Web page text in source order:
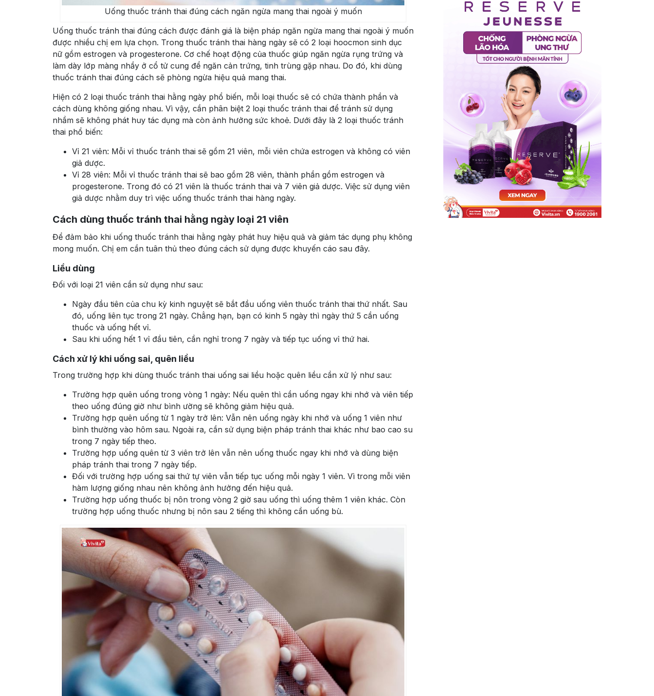
Uống thuốc tránh thai đúng cách ngăn ngừa mang thai ngoài ý muốn
Uống thuốc tránh thai đúng cách được đánh giá là biện pháp ngăn ngừa mang thai ngoài ý muốn
được nhiều chị em lựa chọn. Trong thuốc tránh thai hàng ngày sẽ có 2 loại hoocmon sinh dục
nữ gồm estrogen và progesterone. Cơ chế hoạt động của thuốc giúp ngăn ngừa rụng trứng và
làm dày lớp màng nhầy ở cổ tử cung để ngăn cản trứng, tinh trùng gặp nhau. Do đó, khi dùng
thuốc tránh thai đúng cách sẽ phòng ngừa hiệu quả mang thai.
Hiện có 2 loại thuốc tránh thai hằng ngày phổ biến, mỗi loại thuốc sẽ có chứa thành phần và
cách dùng không giống nhau. Vì vậy, cần phân biệt 2 loại thuốc tránh thai để tránh sử dụng
nhầm sẽ không phát huy tác dụng mà còn ảnh hưởng sức khoẻ. Dưới đây là 2 loại thuốc tránh
thai phổ biến:
Vỉ 21 viên: Mỗi vỉ thuốc tránh thai sẽ gồm 21 viên, mỗi viên chứa estrogen và không có viên
giả dược.
Vỉ 28 viên: Mỗi vỉ thuốc tránh thai sẽ bao gồm 28 viên, thành phần gồm estrogen và
progesterone. Trong đó có 21 viên là thuốc tránh thai và 7 viên giả dược. Việc sử dụng viên
giả dược nhằm duy trì việc uống thuốc tránh thai hàng ngày.
Cách dùng thuốc tránh thai hằng ngày loại 21 viên
Để đảm bảo khi uống thuốc tránh thai hằng ngày phát huy hiệu quả và giảm tác dụng phụ không
mong muốn. Chị em cần tuân thủ theo đúng cách sử dụng được khuyến cáo sau đây.
Liều dùng
Đối với loại 21 viên cần sử dụng như sau:
Ngày đầu tiên của chu kỳ kinh nguyệt sẽ bắt đầu uống viên thuốc tránh thai thứ nhất. Sau
đó, uống liên tục trong 21 ngày. Chẳng hạn, bạn có kinh 5 ngày thì ngày thứ 5 cần uống
thuốc và uống hết vỉ.
Sau khi uống hết 1 vỉ đầu tiên, cần nghỉ trong 7 ngày và tiếp tục uống vỉ thứ hai.
Cách xử lý khi uống sai, quên liều
Trong trường hợp khi dùng thuốc tránh thai uống sai liều hoặc quên liều cần xử lý như sau:
Trường hợp quên uống trong vòng 1 ngày: Nếu quên thì cần uống ngay khi nhớ và viên tiếp
theo uống đúng giờ như bình ường sẽ không giảm hiệu quả.
Trường hợp quên uống từ 1 ngày trở lên: Vẫn nên uống ngày khi nhớ và uống 1 viên như
bình thường vào hôm sau. Ngoài ra, cần sử dụng biện pháp tránh thai khác như bao cao su
trong 7 ngày tiếp theo.
Trường hợp uống quên từ 3 viên trở lên vẫn nên uống thuốc ngay khi nhớ và dùng biện
pháp tránh thai trong 7 ngày tiếp.
Đối với trường hợp uống sai thứ tự viên vẫn tiếp tục uống mỗi ngày 1 viên. Vì trong mỗi viên
hàm lượng giống nhau nên không ảnh hưởng đến hiệu quả.
Trường hợp uống thuốc bị nôn trong vòng 2 giờ sau uống thì uống thêm 1 viên khác. Còn
trường hợp uống thuốc nhưng bị nôn sau 2 tiếng thì không cần uống bù.